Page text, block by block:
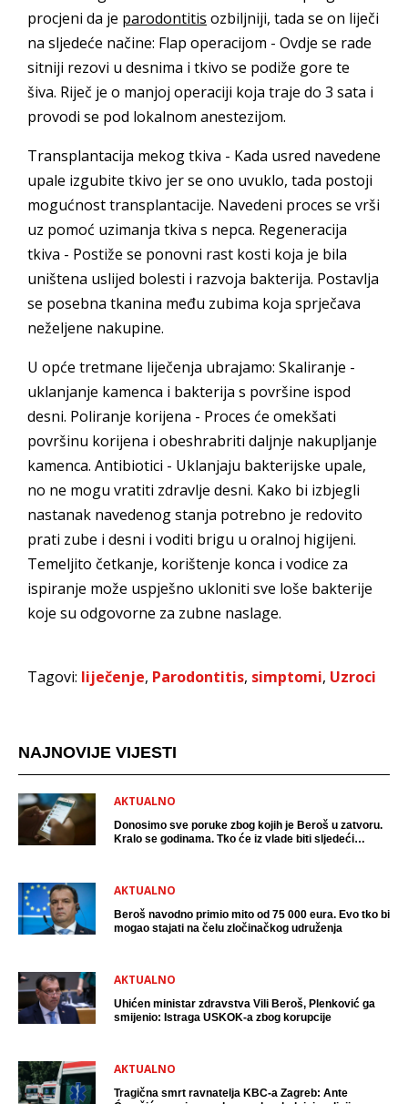
procjeni da je parodontitis ozbiljniji, tada se on liječi
na sljedeće načine: Flap operacijom - Ovdje se rade
sitniji rezovi u desnima i tkivo se podiže gore te
šiva. Riječ je o manjoj operaciji koja traje do 3 sata i
provodi se pod lokalnom anestezijom.
Transplantacija mekog tkiva - Kada usred navedene
upale izgubite tkivo jer se ono uvuklo, tada postoji
mogućnost transplantacije. Navedeni proces se vrši
uz pomoć uzimanja tkiva s nepca. Regeneracija
tkiva - Postiže se ponovni rast kosti koja je bila
uništena uslijed bolesti i razvoja bakterija. Postavlja
se posebna tkanina među zubima koja sprječava
neželjene nakupine.
U opće tretmane liječenja ubrajamo: Skaliranje -
uklanjanje kamenca i bakterija s površine ispod
desni. Poliranje korijena - Proces će omekšati
površinu korijena i obeshrabriti daljnje nakupljanje
kamenca. Antibiotici - Uklanjaju bakterijske upale,
no ne mogu vratiti zdravlje desni. Kako bi izbjegli
nastanak navedenog stanja potrebno je redovito
prati zube i desni i voditi brigu u oralnoj higijeni.
Temeljito četkanje, korištenje konca i vodice za
ispiranje može uspješno ukloniti sve loše bakterije
koje su odgovorne za zubne naslage.
Tagovi: liječenje, Parodontitis, simptomi, Uzroci
NAJNOVIJE VIJESTI
AKTUALNO
Donosimo sve poruke zbog kojih je Beroš u zatvoru.
Kralo se godinama. Tko će iz vlade biti sljedeći
AKTUALNO
Beroš navodno primio mito od 75 000 eura. Evo tko bi
mogao stajati na čelu zločinačkog udruženja
AKTUALNO
Uhićen ministar zdravstva Vili Beroš, Plenković ga
smijenio: Istraga USKOK-a zbog korupcije
AKTUALNO
Tragična smrt ravnatelja KBC-a Zagreb: Ante